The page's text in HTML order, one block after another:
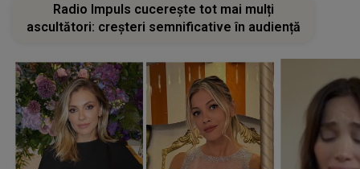
Radio Impuls cucerește tot mai mulți
ascultători: creșteri semnificative în audiență